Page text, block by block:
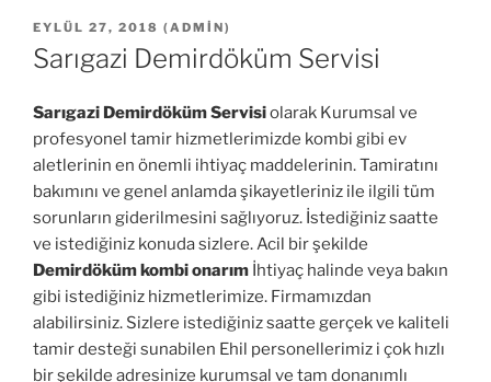
YAYIM
TARIHI
EYLÜL 27, 2018 ( ADMIN)
Sarıgazi Demirdöküm Servisi
Sarıgazi Demirdöküm Servisiolarak Kurumsal ve
profesyonel tamir hizmetlerimizde kombi gibi ev
aletlerinin en önemli ihtiyaç maddelerinin. Tamiratını
bakımını ve genel anlamda şikayetleriniz ile ilgili tüm
sorunların giderilmesini sağlıyoruz. İstediğiniz saatte
ve istediğiniz konuda sizlere. Acil bir şekilde
Demirdöküm kombi onarım İhtiyaç halinde veya bakın
gibi istediğiniz hizmetlerimize. Firmamızdan
alabilirsiniz. Sizlere istediğiniz saatte gerçek ve kaliteli
tamir desteği sunabilen Ehil personellerimiz i çok hızlı
bir şekilde adresinize kurumsal ve tam donanımlı